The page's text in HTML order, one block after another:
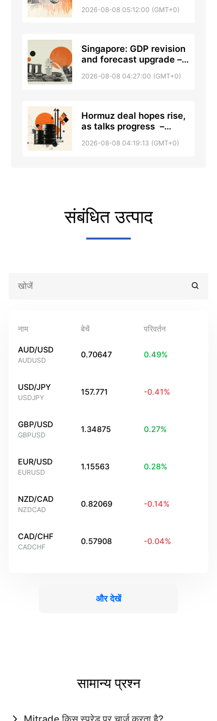
UOB
2026-08-08 05:12:00 (GMT+0)
Singapore: GDP revision
and forecast upgrade –
2026-08-08 04:27:00 (GMT+0)
Hormuz deal hopes rise,
as talks progress –
2026-08-08 04:19:13 (GMT+0)
संबंधित उत्पाद
नाम बेचें परिवर्तन
AUD/USD
AUDUSD
0.70647 0.49%
USD/JPY
USDJPY
157.771 -0.41%
GBP/USD
GBPUSD
1.34875 0.27%
EUR/USD
EURUSD
1.15563 0.28%
NZD/CAD
NZDCAD
0.82069 -0.14%
CAD/CHF
CADCHF
0.57908 -0.04%
और देखें
सामान्य प्रश्न